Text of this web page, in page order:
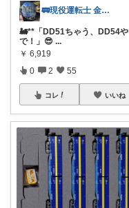
🚃現役運転士 金魚🐠
🚂**「DD51ちゃう、DD54や
で！」😎 ...
￥ 6,919
0 2 55
コレ いいね